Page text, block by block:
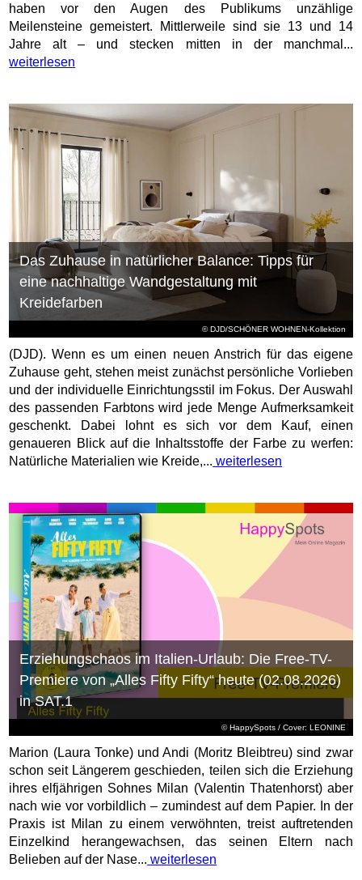
haben vor den Augen des Publikums unzählige
Meilensteine gemeistert. Mittlerweile sind sie 13 und 14
Jahre alt – und stecken mitten in der manchmal...
weiterlesen
© DJD/SCHÖNER WOHNEN-Kollektion
Das Zuhause in natürlicher Balance: Tipps für
eine nachhaltige Wandgestaltung mit
Kreidefarben
(DJD). Wenn es um einen neuen Anstrich für das eigene
Zuhause geht, stehen meist zunächst persönliche Vorlieben
und der individuelle Einrichtungsstil im Fokus. Der Auswahl
des passenden Farbtons wird jede Menge Aufmerksamkeit
geschenkt. Dabei lohnt es sich vor dem Kauf, einen
genaueren Blick auf die Inhaltsstoffe der Farbe zu werfen:
Natürliche Materialien wie Kreide,... weiterlesen
© HappySpots / Cover: LEONINE
Erziehungschaos im Italien-Urlaub: Die Free-TV-
Premiere von „Alles Fifty Fifty“ heute (02.08.2026)
in SAT.1
Marion (Laura Tonke) und Andi (Moritz Bleibtreu) sind zwar
schon seit Längerem geschieden, teilen sich die Erziehung
ihres elfjährigen Sohnes Milan (Valentin Thatenhorst) aber
nach wie vor vorbildlich – zumindest auf dem Papier. In der
Praxis ist Milan zu einem verwöhnten, treist auftretenden
Einzelkind herangewachsen, das seinen Eltern nach
Belieben auf der Nase... weiterlesen